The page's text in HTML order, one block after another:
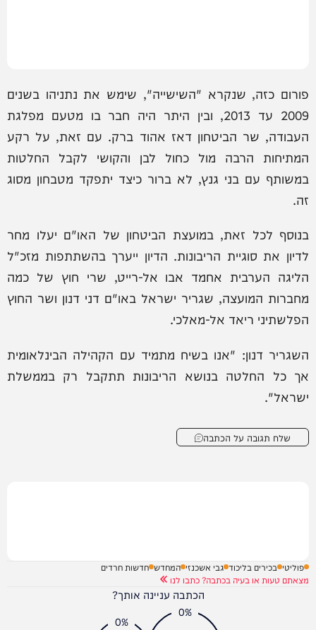
פורום כזה, שנקרא "השישייה", שימש את נתניהו בשנים
2009 עד 2013, ובין היתר היה חבר בו מטעם מפלגת
העבודה, שר הביטחון דאז אהוד ברק. עם זאת, על רקע
המתיחות הרבה מול כחול לבן והקושי לקבל החלטות
במשותף עם בני גנץ, לא ברור כיצד יתפקד מטבחון מסוג
זה.
בנוסף לכל זאת, במועצת הביטחון של האו"ם יעלו מחר
לדיון את סוגיית הריבונות. הדיון ייערך בהשתתפות מזכ"ל
הליגה הערבית אחמד אבו אל-רייט, שרי חוץ של כמה
מחברות המועצה, שגריר ישראל באו"ם דני דנון ושר החוץ
הפלשתיני ריאד אל-מאלכי.
השגריר דנון: "אנו בשיח מתמיד עם הקהילה הבינלאומית
אך כל החלטה בנושא הריבונות תתקבל רק בממשלת
ישראל".
שלח תגובה על הכתבה
פוליטי בכירים בליכוד גבי אשכנזי המחדש חדשות חרדים
מצאתם טעות או בעיה בכתבה? כתבו לנו
הכתבה עניינה אותך?
0%
0%